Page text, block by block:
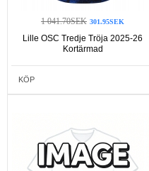
1 041.70SEK 301.95SEK
Lille OSC Tredje Tröja 2025-26
Kortärmad
KÖP